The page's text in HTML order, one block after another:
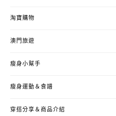
淘寶購物
澳門旅遊
瘦身小幫手
瘦身運動＆食譜
穿搭分享＆商品介紹